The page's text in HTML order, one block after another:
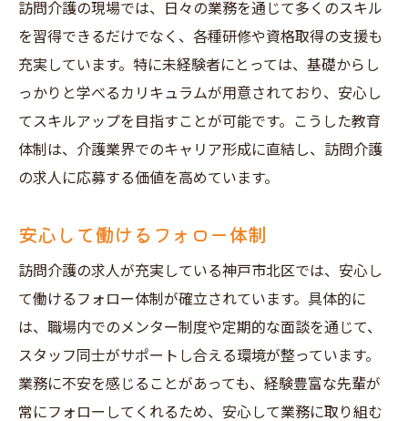
訪問介護の現場では、日々の業務を通じて多くのスキル
を習得できるだけでなく、各種研修や資格取得の支援も
充実しています。特に未経験者にとっては、基礎からし
っかりと学べるカリキュラムが用意されており、安心し
てスキルアップを目指すことが可能です。こうした教育
体制は、介護業界でのキャリア形成に直結し、訪問介護
の求人に応募する価値を高めています。
安心して働けるフォロー体制
訪問介護の求人が充実している神戸市北区では、安心し
て働けるフォロー体制が確立されています。具体的に
は、職場内でのメンター制度や定期的な面談を通じて、
スタッフ同士がサポートし合える環境が整っています。
業務に不安を感じることがあっても、経験豊富な先輩が
常にフォローしてくれるため、安心して業務に取り組む